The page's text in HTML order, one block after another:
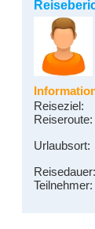
Reiseziel:
Reiseroute:
Urlaubsort:
Reisedauer:
Teilnehmer: